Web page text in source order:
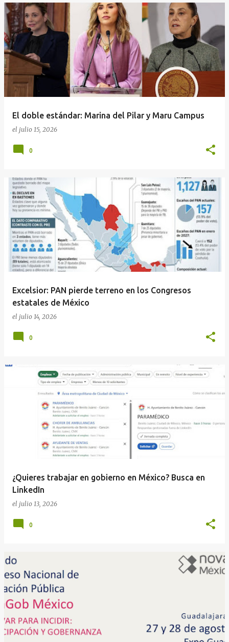
El doble estándar: Marina del Pilar y Maru Campus
el julio 15, 2026
0
Excelsior: PAN pierde terreno en los Congresos
estatales de México
el julio 14, 2026
0
¿Quieres trabajar en gobierno en México? Busca en
LinkedIn
el julio 13, 2026
0